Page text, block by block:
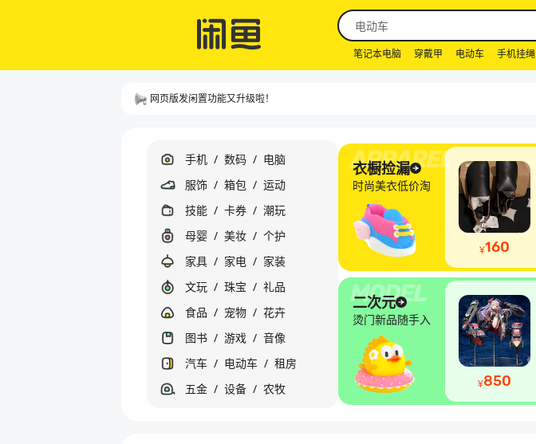
笔记本电脑 穿戴甲 电动车 手机挂绳
网页版发闲置功能又升级啦！
手机 / 数码 / 电脑
服饰 / 箱包 / 运动
技能 / 卡券 / 潮玩
母婴 / 美妆 / 个护
家具 / 家电 / 家装
文玩 / 珠宝 / 礼品
食品 / 宠物 / 花卉
图书 / 游戏 / 音像
汽车 / 电动车 / 租房
五金 / 设备 / 农牧
衣橱捡漏
时尚美衣低价淘
¥160
二次元
烫门新品随手入
¥850